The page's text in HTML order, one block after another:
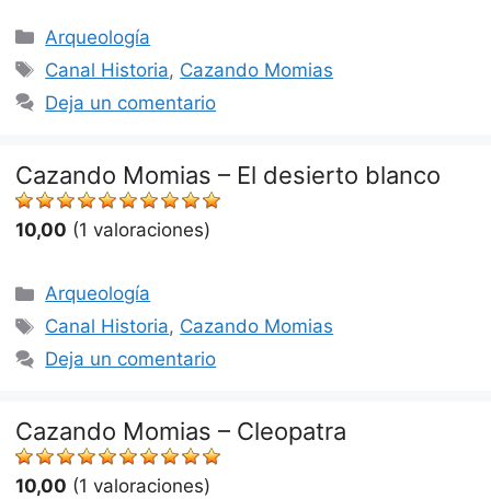
Categorías
Arqueología
Etiquetas
Canal Historia, Cazando Momias
Deja un comentario
Cazando Momias – El desierto blanco
10,00 (1 valoraciones)
Categorías
Arqueología
Etiquetas
Canal Historia, Cazando Momias
Deja un comentario
Cazando Momias – Cleopatra
10,00 (1 valoraciones)